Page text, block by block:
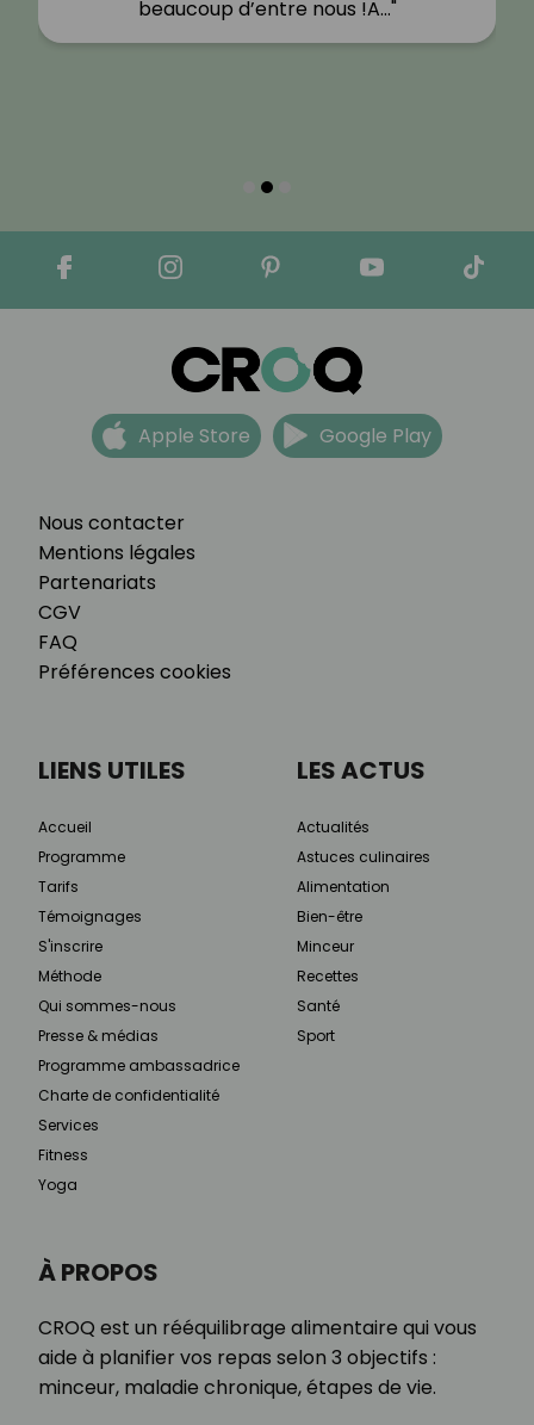
beaucoup d’entre nous !A…"
Nous contacter
Mentions légales
Partenariats
CGV
FAQ
Préférences cookies
Apple Store Google Play
À PROPOS
CROQ est un rééquilibrage alimentaire qui vous
aide à planifier vos repas selon 3 objectifs :
minceur, maladie chronique, étapes de vie.
LIENS UTILES
Accueil
Programme
Tarifs
Témoignages
S'inscrire
Méthode
Qui sommes-nous
Presse & médias
Programme ambassadrice
Charte de confidentialité
Services
Fitness
Yoga
LES ACTUS
Actualités
Astuces culinaires
Alimentation
Bien-être
Minceur
Recettes
Santé
Sport